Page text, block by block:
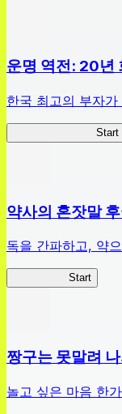
운명 역전: 20년
한국 최고의 부자가
Start
약사의 혼잣말
독을 간파하고, 약
Start
짱구는 못말려
놀고 싶은 마음 한